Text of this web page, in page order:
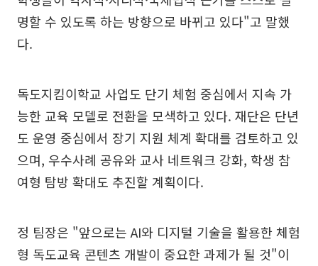
명할 수 있도록 하는 방향으로 바뀌고 있다"고 말했
다.
독도지킴이학교 사업도 단기 체험 중심에서 지속 가
능한 교육 모델로 전환을 모색하고 있다. 재단은 단년
도 운영 중심에서 장기 지원 체계 확대를 검토하고 있
으며, 우수사례 공유와 교사 네트워크 강화, 학생 참
여형 탐방 확대도 추진할 계획이다.
정 팀장은 "앞으로는 AI와 디지털 기술을 활용한 체험
형 독도교육 콘텐츠 개발이 중요한 과제가 될 것"이